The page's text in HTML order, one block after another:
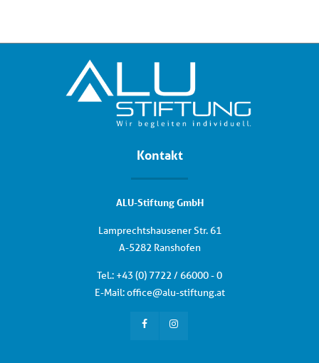
Kontakt
ALU-Stiftung GmbH
Lamprechtshausener Str. 61
A-5282 Ranshofen
Tel.: +43 (0) 7722 / 66000 - 0
E-Mail:office@alu-stiftung.at